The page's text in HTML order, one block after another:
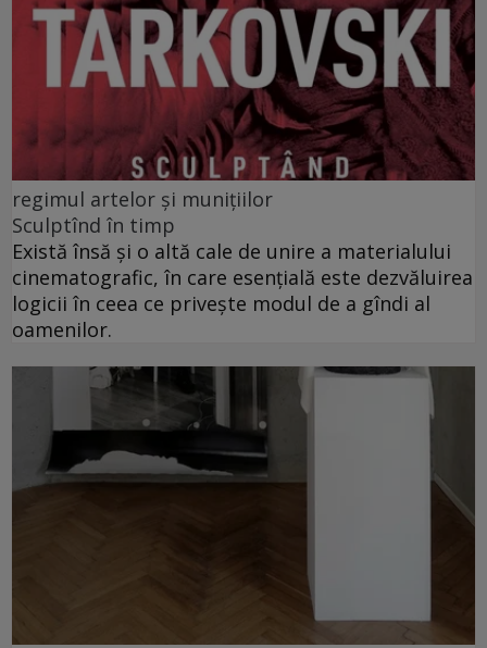
regimul artelor și munițiilor
Sculptînd în timp
Există însă şi o altă cale de unire a materialului
cinematografic, în care esenţială este dezvăluirea
logicii în ceea ce privește modul de a gîndi al
oamenilor.